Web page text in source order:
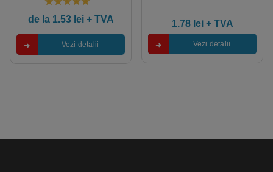
Coverguard
de la 1.53 lei+ TVA
Vezi detalii
1.78 lei+ TVA
Vezi detalii